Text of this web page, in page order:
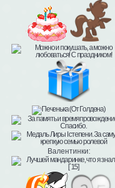
Валентинки: